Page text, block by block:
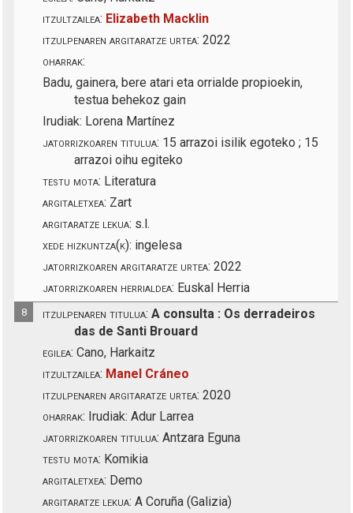
itzultzailea: Elizabeth Macklin
itzulpenaren argitaratze urtea: 2022
oharrak:
Badu, gainera, bere atari eta orrialde propioekin,
testua behekoz gain
Irudiak: Lorena Martínez
jatorrizkoaren titulua: 15 arrazoi isilik egoteko ; 15
arrazoi oihu egiteko
testu mota: Literatura
argitaletxea: Zart
argitaratze lekua: s.l.
xede hizkuntza(k): ingelesa
jatorrizkoaren argitaratze urtea: 2022
jatorrizkoaren herrialdea: Euskal Herria
8 itzulpenaren titulua: A consulta : Os derradeiros
das de Santi Brouard
egilea: Cano, Harkaitz
itzultzailea: Manel Cráneo
itzulpenaren argitaratze urtea: 2020
oharrak: Irudiak: Adur Larrea
jatorrizkoaren titulua: Antzara Eguna
testu mota: Komikia
argitaletxea: Demo
argitaratze lekua: A Coruña (Galizia)